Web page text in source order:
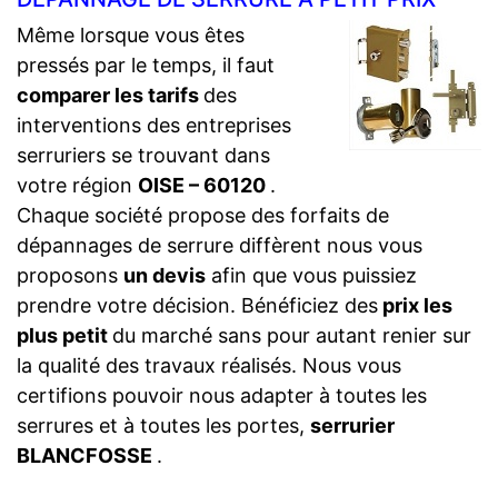
Même lorsque vous êtes
pressés par le temps, il faut
comparer les tarifs des
interventions des entreprises
serruriers se trouvant dans
votre région OISE – 60120 .
Chaque société propose des forfaits de
dépannages de serrure diffèrent nous vous
proposons un devis afin que vous puissiez
prendre votre décision. Bénéficiez des prix les
plus petit du marché sans pour autant renier sur
la qualité des travaux réalisés. Nous vous
certifions pouvoir nous adapter à toutes les
serrures et à toutes les portes, serrurier
BLANCFOSSE .